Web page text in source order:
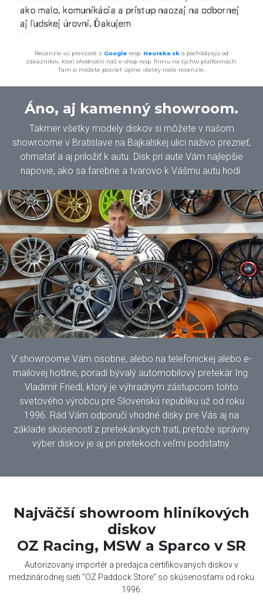
Recenzie sú prevzaté z Google resp. Heureka.sk a pochádzajú od
zákazníkov, ktorí ohodnotili náš e-shop resp. firmu na týchto platformách.
Tam si môžete pozrieť úplne všetky naše recenzie.
Áno, aj kamenný showroom.
Takmer všetky modely diskov si môžete v našom
showroome v Bratislave na Bajkalskej ulici naživo prezrieť,
ohmatať a aj priložiť k autu. Disk pri aute Vám najlepšie
napovie, ako sa farebne a tvarovo k Vášmu autu hodí.
V showroome Vám osobne, alebo na telefonickej alebo e-
mailovej hotline, poradí bývalý automobilový pretekár Ing.
Vladimír Friedl, ktorý je výhradným zástupcom tohto
svetového výrobcu pre Slovenskú republiku už od roku
1996. Rád Vám odporučí vhodné disky pre Vás aj na
základe skúseností z pretekárskych tratí, pretože správny
výber diskov je aj pri pretekoch veľmi podstatný.
Najväčší showroom hliníkových
diskov
OZ Racing, MSW a Sparco v SR
Autorizovaný importér a predajca certifikovaných diskov v
medzinárodnej sieti "OZ Paddock Store" so skúsenosťami od roku
1996.